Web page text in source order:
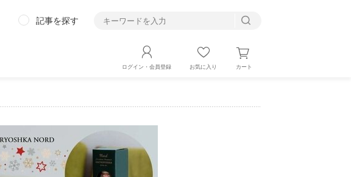
記事を探す
ログイン・会員登録 お気に入り カート